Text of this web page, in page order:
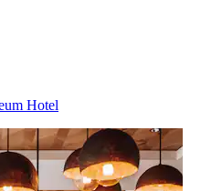
Hotel